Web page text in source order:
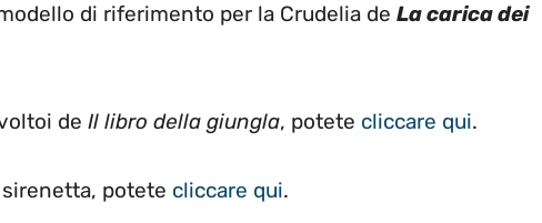
di riferimento per la Crudelia de La carica dei
de Il libro della giungla, potete cliccare qui.
potete cliccare qui.